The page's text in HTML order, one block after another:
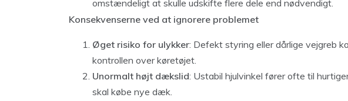
omstændeligt at skulle udskifte flere dele end nødvendigt.
Konsekvenserne ved at ignorere problemet
Øget risiko for ulykker: Defekt styring eller dårlige vejgreb
kontrollen over køretøjet.
Unormalt højt dækslid: Ustabil hjulvinkel fører ofte til
skal købe nye dæk.